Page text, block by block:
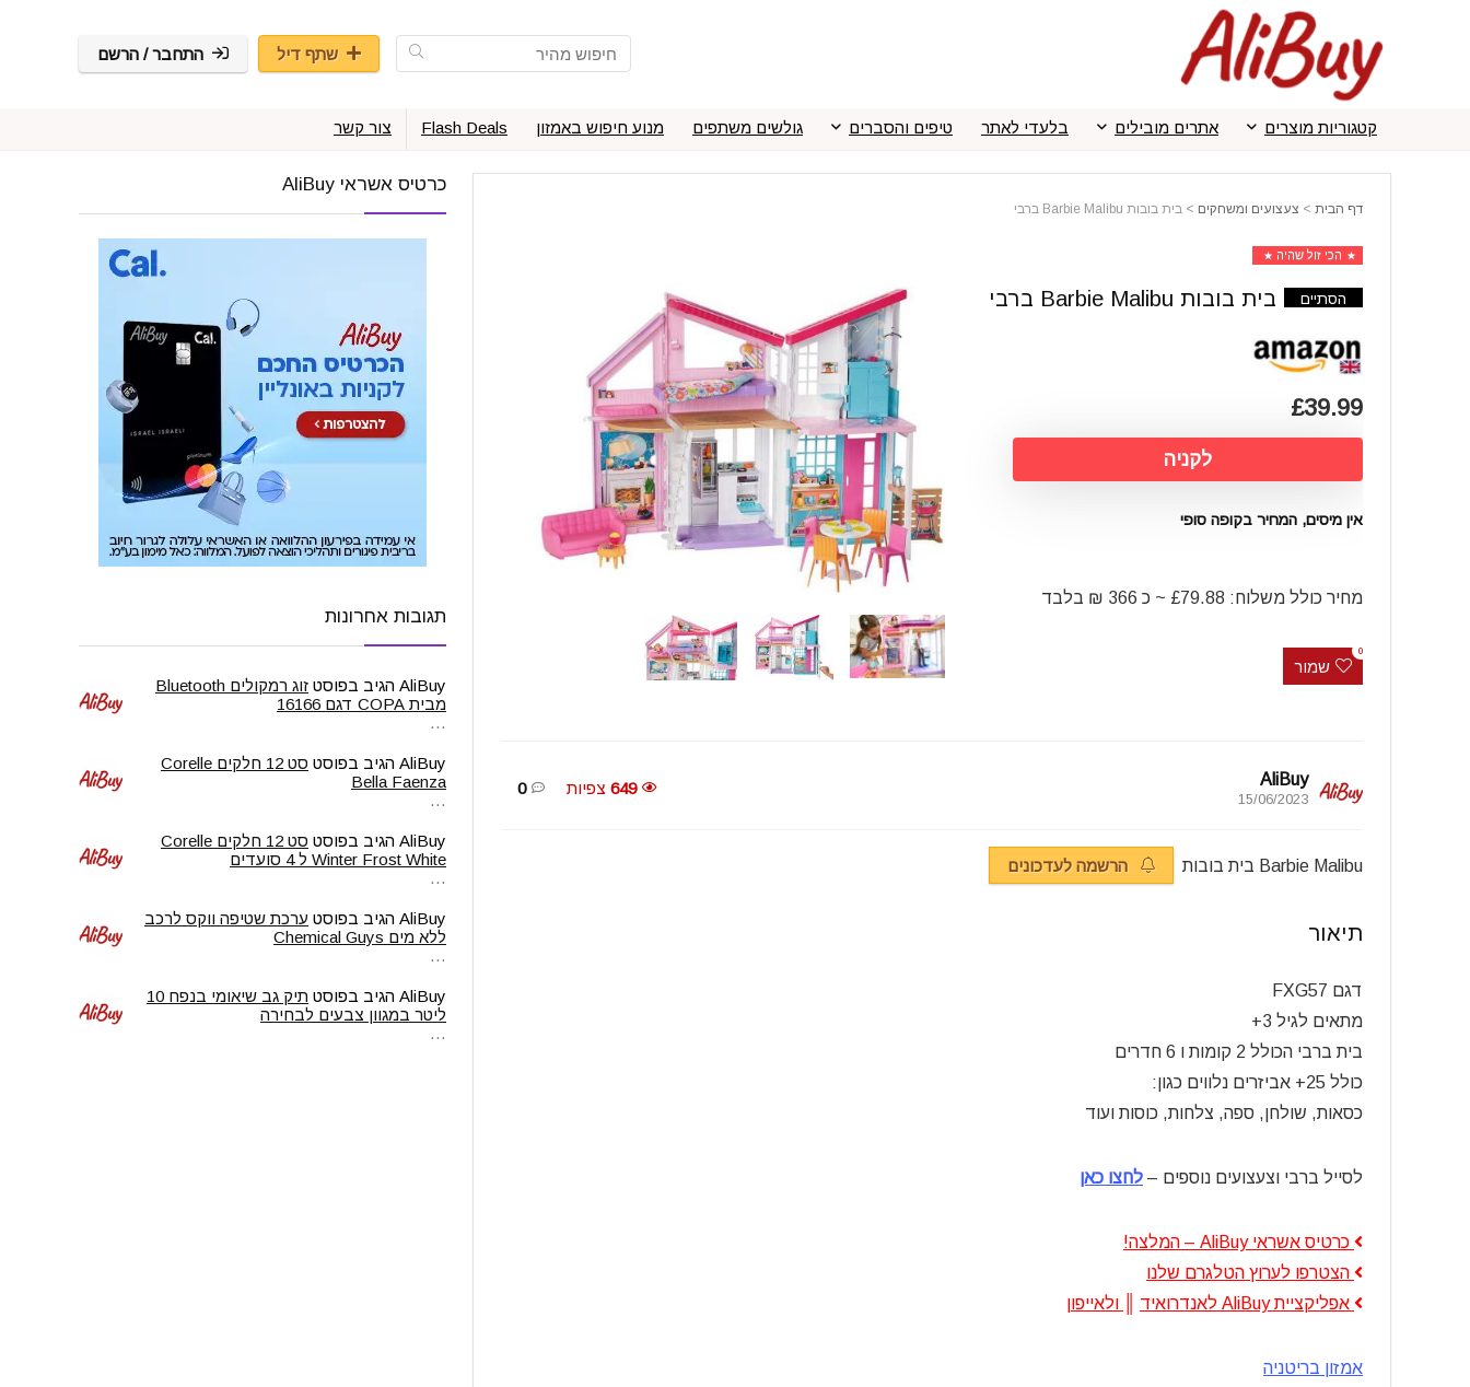
שתף דיל התחבר / הרשם
קטגוריות מוצרים אתרים מובילים בלעדי לאתר טיפים והסברים גולשים משתפים מנוע חיפוש באמזון Flash Deals צור קשר
דף הבית > צעצועים ומשחקים > בית בובות Barbie Malibu ברבי
הכי זול שהיה
הסתיים בית בובות Barbie Malibu ברבי
£39.99
לקניה
אין מיסים, המחיר בקופה סופי
מחיר כולל משלוח: £79.88 ~ כ 366 ₪ בלבד
שמור
0
AliBuy
15/06/2023
649 צפיות 0
Barbie Malibu בית בובות הרשמה לעדכונים
תיאור
דגם FXG57
מתאים לגיל 3+
בית ברבי הכולל 2 קומות ו 6 חדרים
כולל 25+ אביזרים נלווים כגון:
כסאות, שולחן, ספה, צלחות, כוסות ועוד
לסייל ברבי וצעצועים נוספים – לחצו כאן
כרטיס אשראי AliBuy – המלצה!
הצטרפו לערוץ הטלגרם שלנו
אפליקציית AliBuy לאנדרואיד
ולאייפון
אמזון בריטניה
כרטיס אשראי AliBuy
תגובות אחרונות
AliBuy הגיב בפוסט
זוג רמקולים Bluetooth
מבית COPA דגם 16166
…
AliBuy הגיב בפוסט
סט 12 חלקים Corelle
Bella Faenza
…
AliBuy הגיב בפוסט
סט 12 חלקים Corelle
Winter Frost White ל 4 סועדים
…
AliBuy הגיב בפוסט ערכת שטיפה ווקס לרכב
ללא מים Chemical Guys
…
AliBuy הגיב בפוסט
תיק גב שיאומי בנפח 10
ליטר במגוון צבעים לבחירה
…